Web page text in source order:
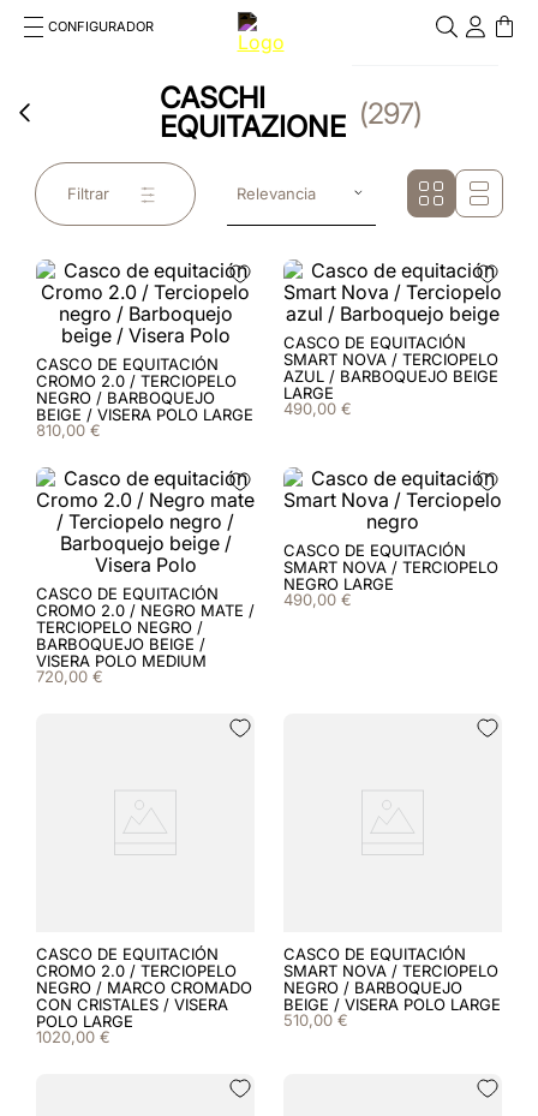
CONFIGURADOR
TÉRMINOS MÁS BUSCADOS
kep cromo 2 0
3.inserti
polo
5.casco
cromo
7.accessori
black
9.kep nero
10.caschi salto ostacoli
CASCHI
EQUITAZIONE
297
Filtrar Relevancia
CASCO DE EQUITACIÓN
CROMO 2.0 / TERCIOPELO
NEGRO / BARBOQUEJO
BEIGE / VISERA POLO LARGE
810,00 €
CASCO DE EQUITACIÓN
SMART NOVA / TERCIOPELO
AZUL / BARBOQUEJO BEIGE
LARGE
490,00 €
CASCO DE EQUITACIÓN
CROMO 2.0 / NEGRO MATE /
TERCIOPELO NEGRO /
BARBOQUEJO BEIGE /
VISERA POLO MEDIUM
720,00 €
CASCO DE EQUITACIÓN
SMART NOVA / TERCIOPELO
NEGRO LARGE
490,00 €
CASCO DE EQUITACIÓN
CROMO 2.0 / TERCIOPELO
NEGRO / MARCO CROMADO
CON CRISTALES / VISERA
POLO LARGE
1020,00 €
CASCO DE EQUITACIÓN
SMART NOVA / TERCIOPELO
NEGRO / BARBOQUEJO
BEIGE / VISERA POLO LARGE
510,00 €